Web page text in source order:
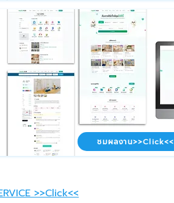
ชมผลงาน>>Click<<
>>Click<<